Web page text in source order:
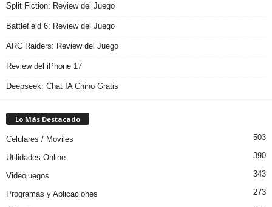
Split Fiction: Review del Juego
Battlefield 6: Review del Juego
ARC Raiders: Review del Juego
Review del iPhone 17
Deepseek: Chat IA Chino Gratis
Lo Más Destacado
Celulares / Moviles 503
Utilidades Online 390
Videojuegos 343
Programas y Aplicaciones 273